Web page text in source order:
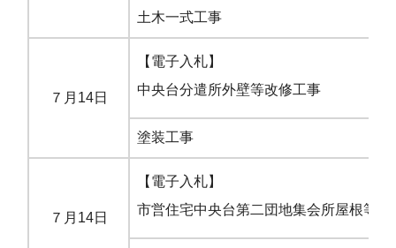
土木一式工事
７月14日
【電子入札】
中央台分遣所外壁等改修工事
塗装工事
７月14日
【電子入札】
市営住宅中央台第二団地集会所屋根等改